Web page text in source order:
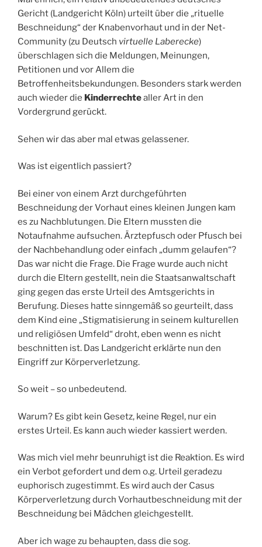
Gericht (Landgericht Köln) urteilt über die „rituelle
Beschneidung“ der Knabenvorhaut und in der Net-
Community (zu Deutsch virtuelle Laberecke)
überschlagen sich die Meldungen, Meinungen,
Petitionen und vor Allem die
Betroffenheitsbekundungen. Besonders stark werden
auch wieder die Kinderrechtealler Art in den
Vordergrund gerückt.
Sehen wir das aber mal etwas gelassener.
Was ist eigentlich passiert?
Bei einer von einem Arzt durchgeführten
Beschneidung der Vorhaut eines kleinen Jungen kam
es zu Nachblutungen. Die Eltern mussten die
Notaufnahme aufsuchen. Ärztepfusch oder Pfusch bei
der Nachbehandlung oder einfach „dumm gelaufen“?
Das war nicht die Frage. Die Frage wurde auch nicht
durch die Eltern gestellt, nein die Staatsanwaltschaft
ging gegen das erste Urteil des Amtsgerichts in
Berufung. Dieses hatte sinngemäß so geurteilt, dass
dem Kind eine „Stigmatisierung in seinem kulturellen
und religiösen Umfeld“ droht, eben wenn es nicht
beschnitten ist. Das Landgericht erklärte nun den
Eingriff zur Körperverletzung.
So weit – so unbedeutend.
Warum? Es gibt kein Gesetz, keine Regel, nur ein
erstes Urteil. Es kann auch wieder kassiert werden.
Was mich viel mehr beunruhigt ist die Reaktion. Es wird
ein Verbot gefordert und dem o.g. Urteil geradezu
euphorisch zugestimmt. Es wird auch der Casus
Körperverletzung durch Vorhautbeschneidung mit der
Beschneidung bei Mädchen gleichgestellt.
Aber ich wage zu behaupten, dass die sog.